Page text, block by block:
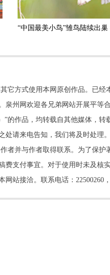
它方式使用本网原创作品。已经
州网欢迎各兄弟网站开展平等合
的作品，均转载自其他媒体，
请来电告知，我们将及时处理。
者并与作者取得联系。为了保
费支付事宜。对于使用时未及
站接洽。联系电话：22500260，